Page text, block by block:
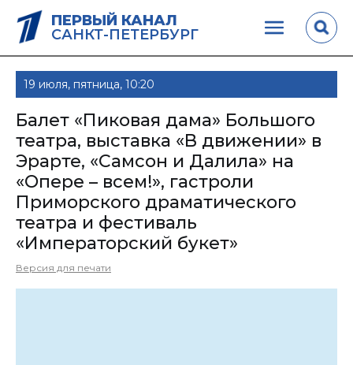
ПЕРВЫЙ КАНАЛ
САНКТ-ПЕТЕРБУРГ
19 июля, пятница, 10:20
Балет «Пиковая дама» Большого
театра, выставка «В движении» в
Эрарте, «Самсон и Далила» на
«Опере – всем!», гастроли
Приморского драматического
театра и фестиваль
«Императорский букет»
Версия для печати